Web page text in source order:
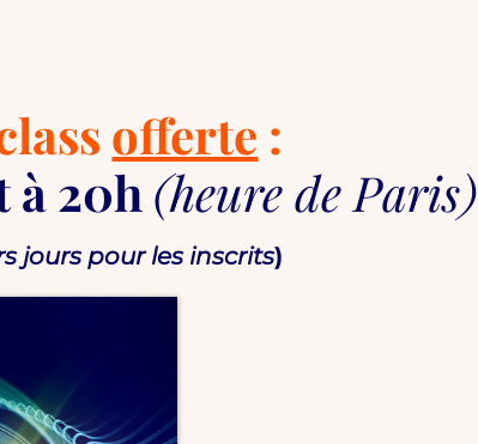
offerte :
à 20h (heure de Paris)
jours pour les inscrits)